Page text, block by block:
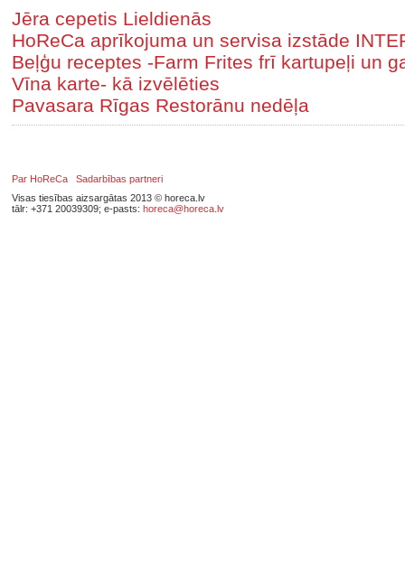
Jēra cepetis Lieldienās
HoReCa aprīkojuma un servisa izstāde
Beļģu receptes -Farm Frites frī kartupeļi un
Vīna karte- kā izvēlēties
Pavasara Rīgas Restorānu nedēļa
Par HoReCa
Sadarbības partneri
Visas tiesības aizsargātas 2013 © horeca.lv
tālr: +371 20039309; e-pasts: horeca@horeca.lv